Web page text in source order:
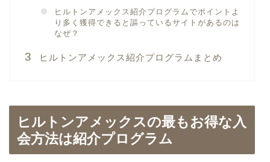
ヒルトンアメックス紹介プログラムでポイントよ
り多く獲得できると謳っているサイトがあるのは
なぜ？
ヒルトンアメックス紹介プログラムまとめ
ヒルトンアメックスの最もお得な入
会方法は紹介プログラム